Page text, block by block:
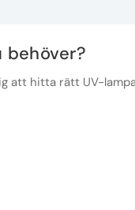
behöver?
att hitta rätt UV-